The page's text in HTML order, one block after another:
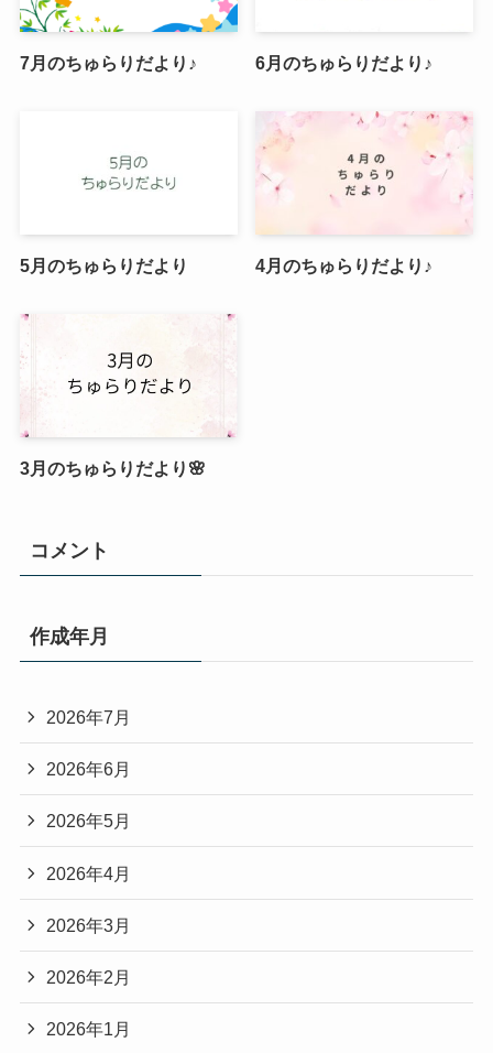
7月のちゅらりだより♪ 6月のちゅらりだより♪
5月のちゅらりだより 4月のちゅらりだより♪
3月のちゅらりだより🌸
コメント
作成年月
2026年7月
2026年6月
2026年5月
2026年4月
2026年3月
2026年2月
2026年1月